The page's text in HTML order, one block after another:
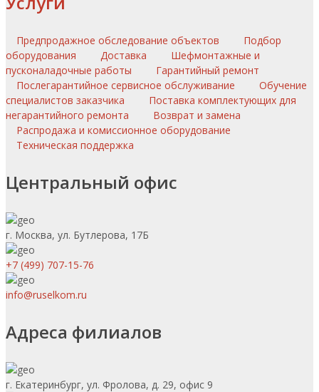
Предпродажное обследование объектов
Подбор
оборудования
Доставка
Шефмонтажные и
пусконаладочные работы
Гарантийный ремонт
Послегарантийное сервисное обслуживание
Обучение
специалистов заказчика
Поставка комплектующих для
негарантийного ремонта
Возврат и замена
Распродажа и комиссионное оборудование
Техническая поддержка
Центральный офис
г. Москва, ул. Бутлерова, 17Б
+7 (499) 707-15-76
info@ruselkom.ru
Адреса филиалов
г. Екатеринбург, ул. Фролова, д. 29, офис 9